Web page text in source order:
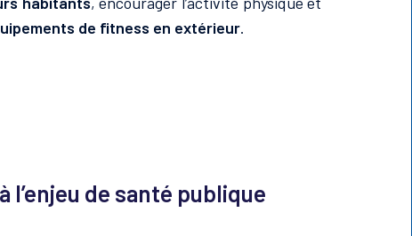
de fitness en extérieur.
de santé publique